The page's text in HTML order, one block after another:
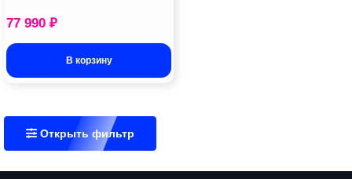
77 990 ₽
В корзину
Открыть фильтр